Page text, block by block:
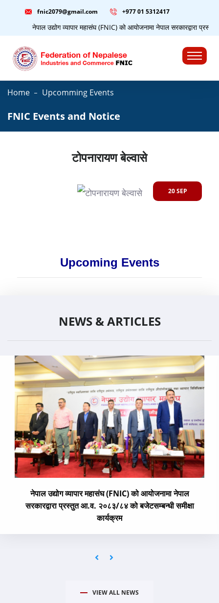
fnic2079@gmail.com +977 ‭01 5312417
नेपाल उद्योग व्यापार महासंघ (FNIC) को आयोजनामा नेपाल सरकारद्वारा
Home Upcomming Events
FNIC Events and Notice
टोपनारायण बेल्वासे
20 SEP
Upcoming Events
NEWS & ARTICLES
नेपाल उद्योग व्यापार महासंघ (FNIC) को आयोजनामा नेपाल
सरकारद्वारा प्रस्तुत आ.व. २०८३/८४ को बजेटसम्बन्धी समीक्षा
कार्यक्रम
VIEW ALL NEWS